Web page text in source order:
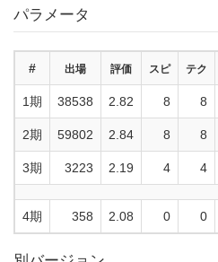
パラメータ
# 出場 評価 スピ テク
1期 38538 2.82 8 8
2期 59802 2.84 8 8
3期 3223 2.19 4 4
4期 358 2.08 0 0